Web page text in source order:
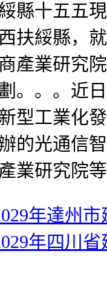
縣十五五
扶綏縣，
產業研究
。。。近
型工業化
的光通信
業研究院
年達州
年四川